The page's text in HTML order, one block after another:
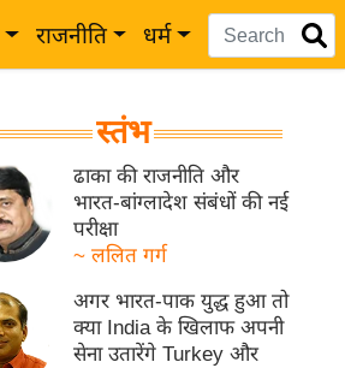
राजनीति धर्म
स्तंभ
ढाका की राजनीति और
भारत-बांग्लादेश संबंधों की नई
परीक्षा
~ ललित गर्ग
अगर भारत-पाक युद्ध हुआ तो
क्या India के खिलाफ अपनी
सेना उतारेंगे Turkey और